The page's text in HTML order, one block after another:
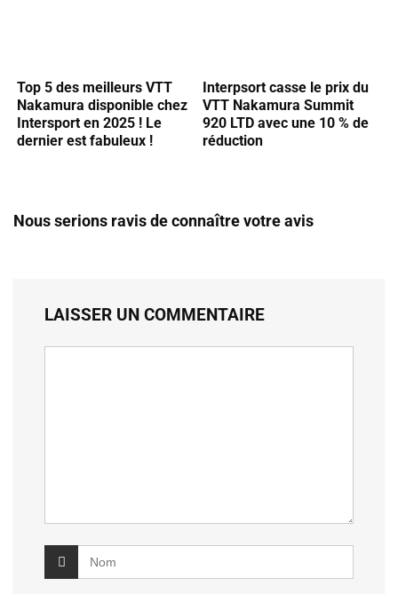
Top 5 des meilleurs VTT
Nakamura disponible chez
Intersport en 2025 ! Le
dernier est fabuleux !
Interpsort casse le prix du
VTT Nakamura Summit
920 LTD avec une 10 % de
réduction
Nous serions ravis de connaître votre avis
LAISSER UN COMMENTAIRE